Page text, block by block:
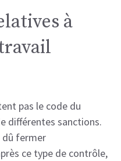
à
pas le code du
différentes sanctions.
dû fermer
ce type de contrôle,